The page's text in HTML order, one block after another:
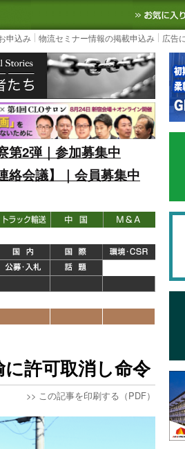
流ニュースサイト
3PL, SCMなど国内外の最新
申込み 物流セミナー情報の掲載申込み 広告
第2弾｜参加募集中
絡会議】｜会員募集中
許可取消し命令
>> この記事を印刷する（PDF）